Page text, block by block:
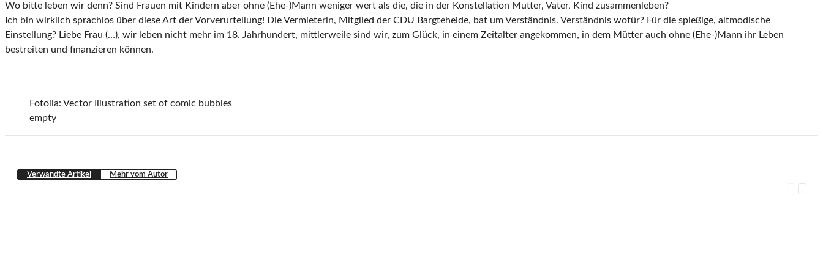
Wo bitte leben wir denn? Sind Frauen mit Kindern aber ohne (Ehe-)Mann weniger wert als die, die in der Konstellation Mutter, Vater, Kind zusammenleben?
Ich bin wirklich sprachlos über diese Art der Vorverurteilung! Die Vermieterin, Mitglied der CDU Bargteheide, bat um Verständnis. Verständnis wofür? Für die spießige, altmodische
Einstellung? Liebe Frau (…), wir leben nicht mehr im 18. Jahrhundert, mittlerweile sind wir, zum Glück, in einem Zeitalter angekommen, in dem Mütter auch ohne (Ehe-)Mann ihr Leben
bestreiten und finanzieren können.
Fotolia: Vector Illustration set of comic bubbles
empty
Verwandte Artikel Mehr vom Autor